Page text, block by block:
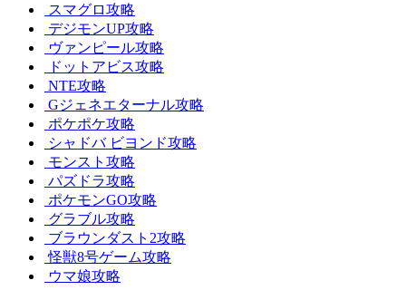
スマグロ攻略
デジモンUP攻略
ヴァンピール攻略
ドットアビス攻略
NTE攻略
Gジェネエターナル攻略
ポケポケ攻略
シャドバ ビヨンド攻略
モンスト攻略
パズドラ攻略
ポケモンGO攻略
グラブル攻略
ブラウンダスト2攻略
怪獣8号ゲーム攻略
ウマ娘攻略